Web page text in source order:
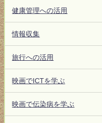
健康管理への活用
情報収集
旅行への活用
映画でICTを学ぶ
映画で伝染病を学ぶ